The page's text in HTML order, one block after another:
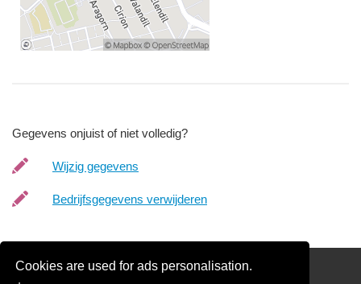
Cookies are used for ads personalisation.
Gegevens onjuist of niet volledig?
Wijzig gegevens
Bedrijfsgegevens verwijderen
Schilder Offerte Aanvragen